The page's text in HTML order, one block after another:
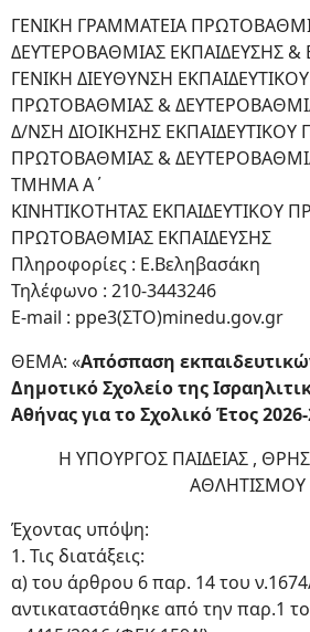
ΓΕΝΙΚΗ ΓΡΑΜΜΑΤΕΙΑ
ΔΕΥΤΕΡΟΒΑΘΜΙΑΣ ΕΚΠΑΙΔΕΥΣΗΣ &
ΓΕΝΙΚΗ ΔΙΕΥΘΥΝΣΗ
ΠΡΩΤΟΒΑΘΜΙΑΣ &
Δ/ΝΣΗ ΔΙΟΙΚΗΣΗΣ
ΠΡΩΤΟΒΑΘΜΙΑΣ &
ΤΜΗΜΑ Α΄
ΚΙΝΗΤΙΚΟΤΗΤΑΣ ΕΚΠΑΙΔΕΥΤΙΚΟΥ
ΠΡΩΤΟΒΑΘΜΙΑΣ ΕΚΠΑΙΔΕΥΣΗΣ
Πληροφορίες : Ε.Βεληβασάκη
Τηλέφωνο : 210-3443246
E-mail : ppe3(ΣΤΟ)minedu.gov.gr
ΘΕΜΑ: «Απόσπαση
Δημοτικό Σχολείο της
Αθήνας για τοΣχολικό Έτος
Η ΥΠΟΥΡΓΟΣ ΠΑΙΔΕΙΑΣ ,
ΑΘΛΗΤΙΣΜΟΥ
Έχοντας υπόψη:
1. Τις διατάξεις:
α) του άρθρου 6 παρ. 14 του
αντικαταστάθηκε από την παρ.1